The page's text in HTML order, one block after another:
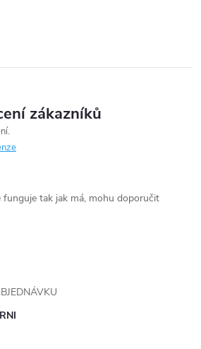
zákazníků
tak jak má, mohu doporučit